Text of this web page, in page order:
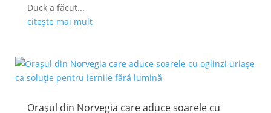
Duck a făcut...
citește mai mult
Orașul din Norvegia care aduce soarele cu